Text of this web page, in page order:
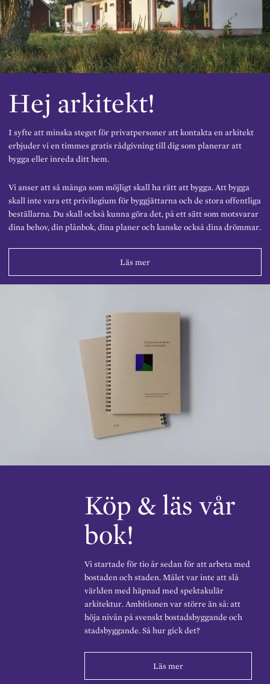
Hej arkitekt!
I syfte att minska steget för privatpersoner att kontakta en arkitekt
erbjuder vi en timmes gratis rådgivning till dig som planerar att
bygga eller inreda ditt hem.
Vi anser att så många som möjligt skall ha rätt att bygga. Att bygga
skall inte vara ett privilegium för byggjättarna och de stora offentliga
beställarna. Du skall också kunna göra det, på ett sätt som motsvarar
dina behov, din plånbok, dina planer och kanske också dina drömmar.
Läs mer
Köp & läs vår
bok!
Vi startade för tio år sedan för att arbeta med
bostaden och staden. Målet var inte att slå
världen med häpnad med spektakulär
arkitektur. Ambitionen var större än så: att
höja nivån på svenskt bostadsbyggande och
stadsbyggande. Så hur gick det?
Läs mer